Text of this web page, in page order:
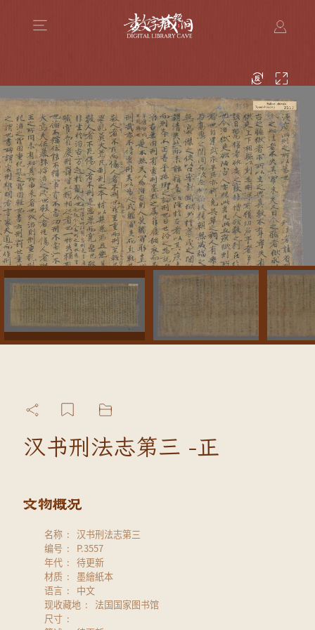
汉书刑法志第三 -正
名称
汉书刑法志第三
编号
P.3557
年代
待更新
材质
墨繪紙本
语言
中文
现收藏地
法国国家图书馆
尺寸